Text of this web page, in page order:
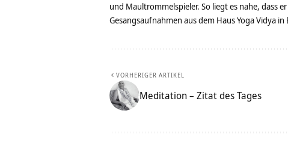
und Maultrommelspieler. So liegt es nahe, dass
Gesangsaufnahmen aus dem Haus Yoga Vidya
VORHERIGER ARTIKEL
Meditation – Zitat des Tages